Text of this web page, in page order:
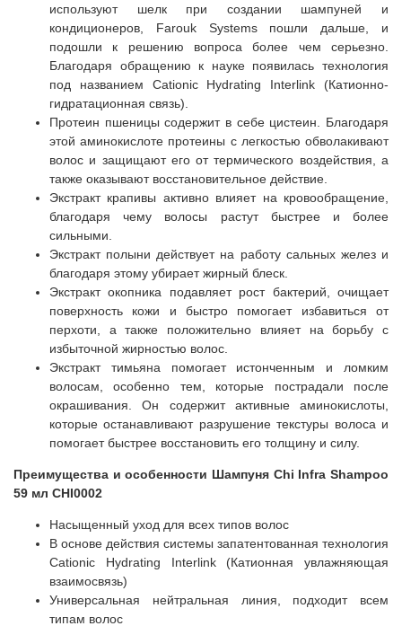
используют шелк при создании шампуней и
кондиционеров, Farouk Systems пошли дальше, и
подошли к решению вопроса более чем серьезно.
Благодаря обращению к науке появилась технология
под названием Cationic Hydrating Interlink (Катионно-
гидратационная связь).
Протеин пшеницы содержит в себе цистеин. Благодаря
этой аминокислоте протеины с легкостью обволакивают
волос и защищают его от термического воздействия, а
также оказывают восстановительное действие.
Экстракт крапивы активно влияет на кровообращение,
благодаря чему волосы растут быстрее и более
сильными.
Экстракт полыни действует на работу сальных желез и
благодаря этому убирает жирный блеск.
Экстракт окопника подавляет рост бактерий, очищает
поверхность кожи и быстро помогает избавиться от
перхоти, а также положительно влияет на борьбу с
избыточной жирностью волос.
Экстракт тимьяна помогает истонченным и ломким
волосам, особенно тем, которые пострадали после
окрашивания. Он содержит активные аминокислоты,
которые останавливают разрушение текстуры волоса и
помогает быстрее восстановить его толщину и силу.
Преимущества и особенности Шампуня Chi Infra Shampoo
59 мл CHI0002
Насыщенный уход для всех типов волос
В основе действия системы запатентованная технология
Cationic Hydrating Interlink (Катионная увлажняющая
взаимосвязь)
Универсальная нейтральная линия, подходит всем
типам волос